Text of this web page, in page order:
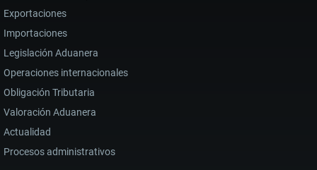
Exportaciones
Importaciones
Legislación Aduanera
Operaciones internacionales
Obligación Tributaria
Valoración Aduanera
Actualidad
Procesos administrativos